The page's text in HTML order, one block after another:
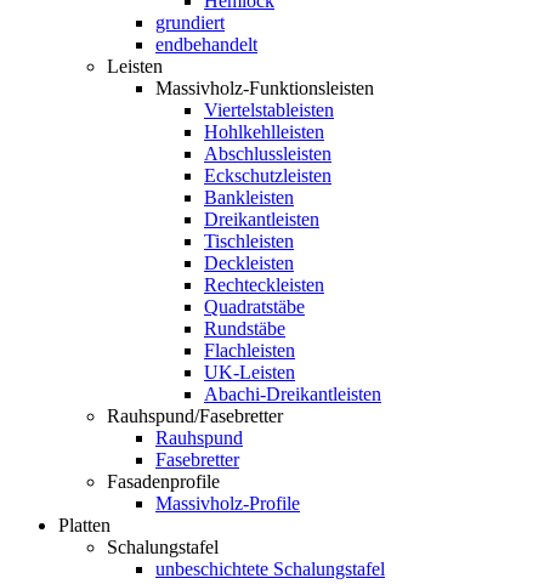
grundiert
endbehandelt
Leisten
Massivholz-Funktionsleisten
Viertelstableisten
Hohlkehlleisten
Abschlussleisten
Eckschutzleisten
Bankleisten
Dreikantleisten
Tischleisten
Deckleisten
Rechteckleisten
Quadratstäbe
Rundstäbe
Flachleisten
UK-Leisten
Abachi-Dreikantleisten
Rauhspund/Fasebretter
Rauhspund
Fasebretter
Fasadenprofile
Massivholz-Profile
Platten
Schalungstafel
unbeschichtete Schalungstafel